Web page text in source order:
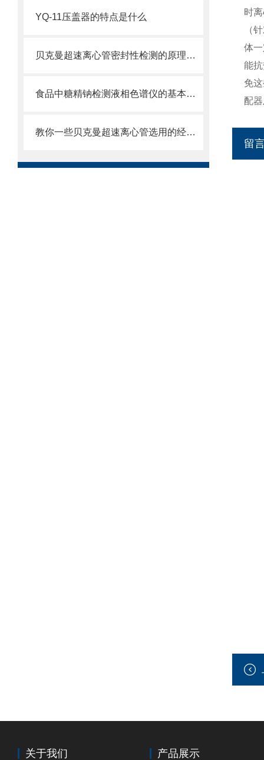
YQ-11压盖器的特点是什么
贝克曼超速离心管密封性检测的原理及方法是什么
食品中糖精钠检测液相色谱仪的基本功能
教你一些贝克曼超速离心管选用的经验技巧
时
（
体
能
免
配
留
关于我们 产品展示